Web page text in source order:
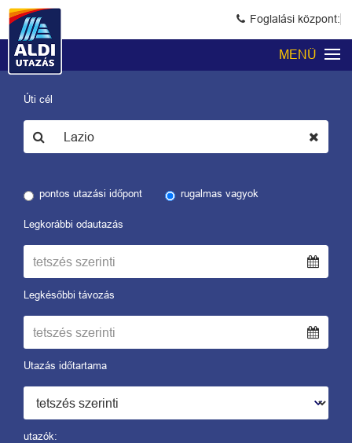
Foglalási központ:
MENÜ
Úti cél
pontos utazási időpont rugalmas vagyok
Legkorábbi odautazás
Legkésőbbi távozás
Utazás időtartama
utazók: